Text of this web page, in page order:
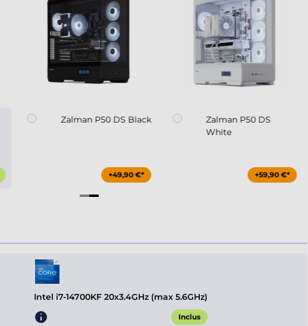
Zalman P50 DS Black
+49,90 €*
Zalman P50 DS
White
+59,90 €*
Intel i7-14700KF 20x3.4GHz (max 5.6GHz)
Inclus